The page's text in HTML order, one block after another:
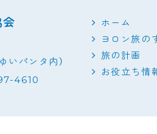
いパンタ内）
4610
ホーム
ヨロン旅の
旅の計画
お役立ち情